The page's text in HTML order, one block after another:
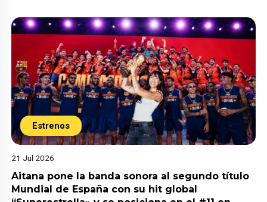
Estrenos
21 Jul 2026
Aitana pone la banda sonora al segundo título
Mundial de España con su hit global